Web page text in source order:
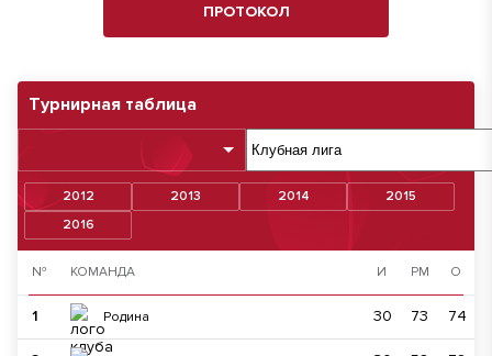
Турнирная таблица
2012 2013 2014
2015
2016
№ КОМАНДА И РМ О
1 Родина 30 73 74
ПРОТОКОЛ